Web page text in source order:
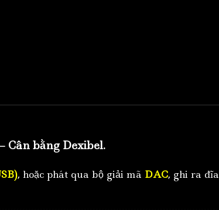
Cân bằng Dexibel.
, hoặc phát qua bộ giải mã DAC, ghi ra đĩa